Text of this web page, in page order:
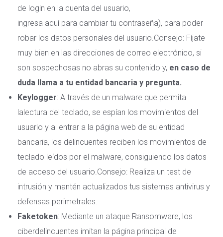
de login en la cuenta del usuario,
ingresa aquí para cambiar tu contraseña), para poder
robar los datos personales del usuario.Consejo: Fíjate
muy bien en las direcciones de correo electrónico, si
son sospechosas no abras su contenido y, en caso de
duda llama a tu entidad bancaria y pregunta.
Keylogger: A través de un malware que permita
lalectura del teclado, se espían los movimientos del
usuario y al entrar a la página web de su entidad
bancaria, los delincuentes reciben los movimientos de
teclado leídos por el malware, consiguiendo los datos
de acceso del usuario.Consejo: Realiza un test de
intrusión y mantén actualizados tus sistemas antivirus y
defensas perimetrales.
Faketoken: Mediante un ataque Ransomware, los
ciberdelincuentes imitan la página principal de